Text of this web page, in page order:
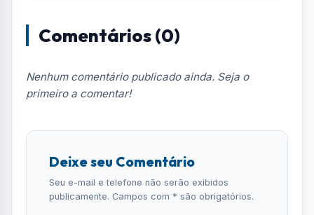
Notícias no WhatsApp